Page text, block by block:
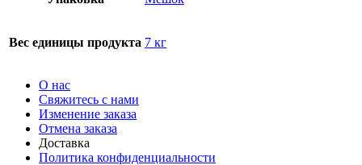
Вес единицы продукта 7 кг
О нас
Свяжитесь с нами
Изменение заказа
Отмена заказа
Доставка
Политика конфиденциальности